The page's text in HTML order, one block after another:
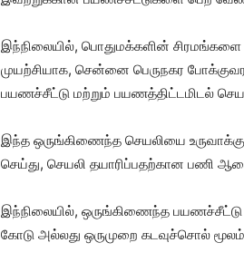
இந்நிலையில், பொதுமக்களின் சிரமங்களை
முயற்சியாக, சென்னை பெருநகர
பயணச்சீட்டு மற்றும் பயணத்திட்டமிடல்
இந்த ஒருங்கிணைந்த செயலியை
செய்து, செயலி தயாரிப்பதற்கான பணி
இந்நிலையில், ஒருங்கிணைந்த பயணச்சீட்டு
கோடு அல்லது ஒருமுறை கடவுச்சொல்